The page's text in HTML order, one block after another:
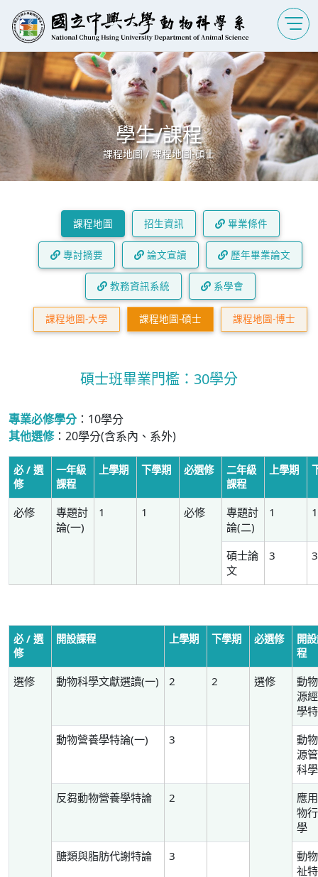
學生/課程
課程地圖 / 課程地圖-碩士
課程地圖 招生資訊 畢業條件
專討摘要 論文宣讀 歷年畢業論文
教務資訊系統 系學會
課程地圖-大學 課程地圖-碩士 課程地圖-博士
碩士班畢業門檻：30學分
專業必修學分：10學分
其他選修：20學分(含系內、系外)
必 / 選
修
一年級
課程
上學期 下學期 必選修
二年級
課程
上學期
必修
專題討
論(一)
1 1 必修
專題討
論(二)
1 1
碩士論
文
3 3
必 / 選
修
開設課程 上學期 下學期 必選修
開
程
選修 動物科學文獻選讀(一) 2 2 選修
動
源
學
動物營養學特論(一)
3
動
源
科學
反芻動物營養學特論
2
應
物
學
醣類與脂肪代謝特論
3
動
祉